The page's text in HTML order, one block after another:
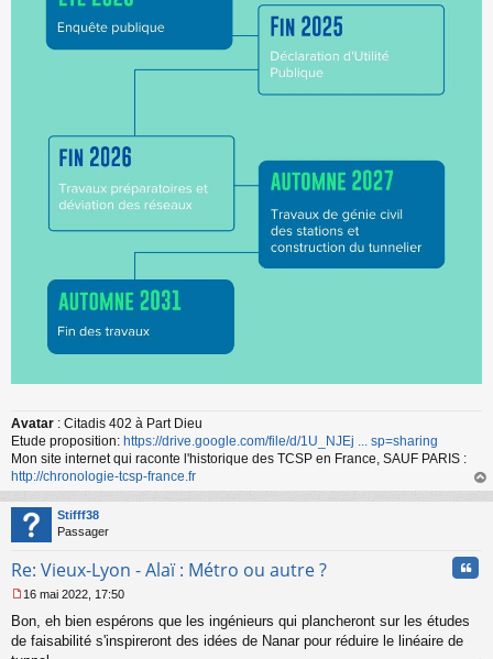
Avatar : Citadis 402 à Part Dieu
Etude proposition: https://drive.google.com/file/d/1U_NJEj ... sp=sharing
Mon site internet qui raconte l'historique des TCSP en France, SAUF PARIS :
http://chronologie-tcsp-france.fr
au
Stifff38
Passager
Re: Vieux-Lyon - Alaï : Métro ou autre ?
e
s
s
16 mai 2022, 17:50
Bon, eh bien espérons que les ingénieurs qui plancheront sur les études
de faisabilité s'inspireront des idées de Nanar pour réduire le linéaire de